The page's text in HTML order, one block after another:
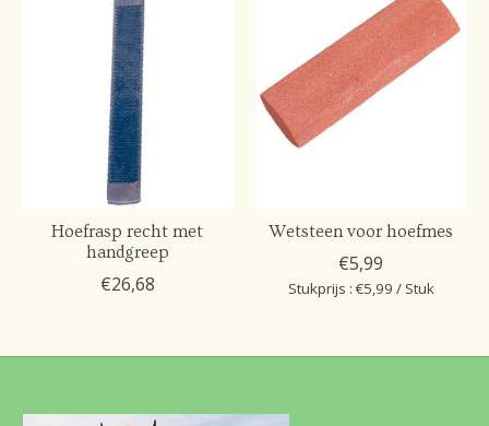
Hoefrasp recht met
handgreep
€26,68
Wetsteen voor hoefmes
€5,99
Stukprijs : €5,99 / Stuk